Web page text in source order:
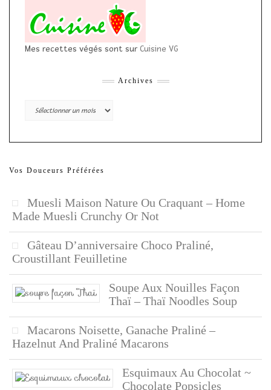
Mes recettes végés sont sur Cuisine VG
Archives
Archives
Vos Douceurs Préférées
Muesli Maison Nature Ou Craquant – Home
Made Muesli Crunchy Or Not
Gâteau D’anniversaire Choco Praliné,
Croustillant Feuilletine
Soupe Aux Nouilles Façon
Thaï – Thaï Noodles Soup
Macarons Noisette, Ganache Praliné –
Hazelnut And Praliné Macarons
Esquimaux Au Chocolat ~
Chocolate Popsicles